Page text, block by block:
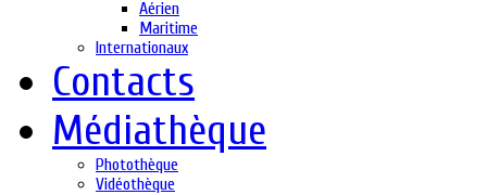
Aérien
Maritime
Internationaux
Contacts
Médiathèque
Photothèque
Vidéothèque